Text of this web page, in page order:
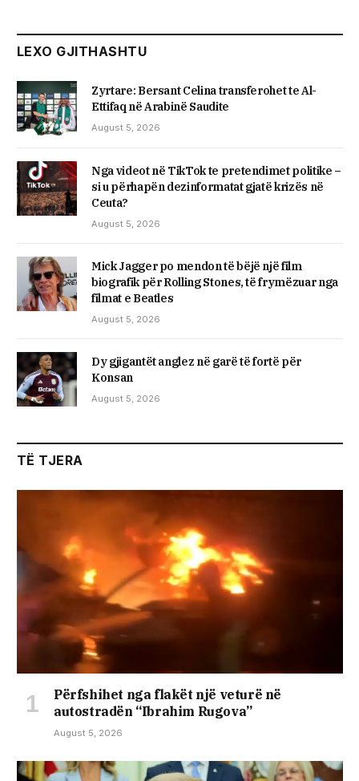
LEXO GJITHASHTU
Zyrtare: Bersant Celina transferohet te Al-
Ettifaq në Arabinë Saudite
August 5, 2026
Nga videot në TikTok te pretendimet politike –
si u përhapën dezinformatat gjatë krizës në
Ceuta?
August 5, 2026
Mick Jagger po mendon të bëjë një film
biografik për Rolling Stones, të frymëzuar nga
filmat e Beatles
August 5, 2026
Dy gjigantët anglez në garë të fortë për
Konsan
August 5, 2026
TË TJERA
Përfshihet nga flakët një veturë në
autostradën “Ibrahim Rugova”
August 5, 2026